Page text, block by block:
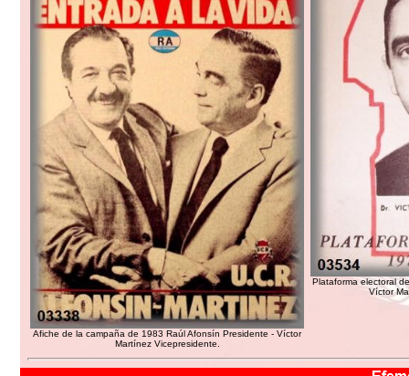
Afiche de la campaña de 1983 Raúl Afonsín Presidente - Víctor
Martínez Vicepresidente.
Plataforma electoral
Víctor